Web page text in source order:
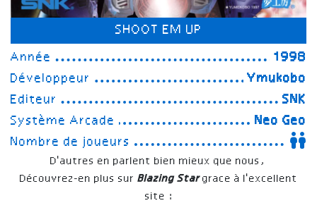
SHOOT EM UP
Année
1998
Développeur
Ymukobo
Editeur
SNK
Système Arcade
Neo Geo
Nombre de joueurs
D'autres en parlent bien mieux que nous,
Découvrez-en plus sur Blazing Stargrace à l'excellent
site :